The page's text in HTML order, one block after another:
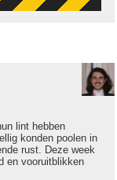
lint hebben
konden poolen in
rust. Deze week
en vooruitblikken